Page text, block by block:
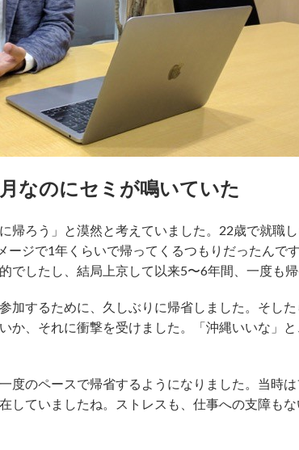
なのにセミが鳴いていた
帰ろう」と漠然と考えていました。22歳で就職
ージで1年くらいで帰ってくるつもりだったんで
でしたし、結局上京して以来5〜6年間、一度も
加するために、久しぶりに帰省しました。そし
か、それに衝撃を受けました。「沖縄いいな」
度のペースで帰省するようになりました。当時
していましたね。ストレスも、仕事への支障も